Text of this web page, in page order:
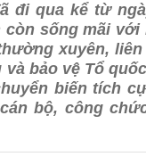
đi qua kể từ
sống mãi với
xuyên,
bảo vệ Tổ
biến tích
bộ, công